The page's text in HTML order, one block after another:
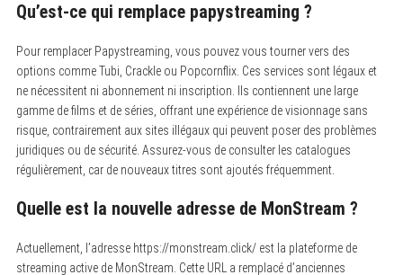
Qu’est-ce qui remplace papystreaming ?
Pour remplacer Papystreaming, vous pouvez vous tourner vers des
options comme Tubi, Crackle ou Popcornflix. Ces services sont légaux et
ne nécessitent ni abonnement ni inscription. Ils contiennent une large
gamme de films et de séries, offrant une expérience de visionnage sans
risque, contrairement aux sites illégaux qui peuvent poser des problèmes
juridiques ou de sécurité. Assurez-vous de consulter les catalogues
régulièrement, car de nouveaux titres sont ajoutés fréquemment.
Quelle est la nouvelle adresse de MonStream ?
Actuellement, l’adresse https://monstream.click/ est la plateforme de
streaming active de MonStream. Cette URL a remplacé d’anciennes